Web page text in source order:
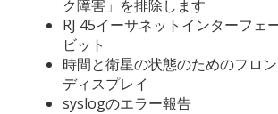
ク障害」を排除します
RJ 45イーサネットインターフェ
ビット
時間と衛星の状態のためのフロ
ディスプレイ
syslogのエラー報告